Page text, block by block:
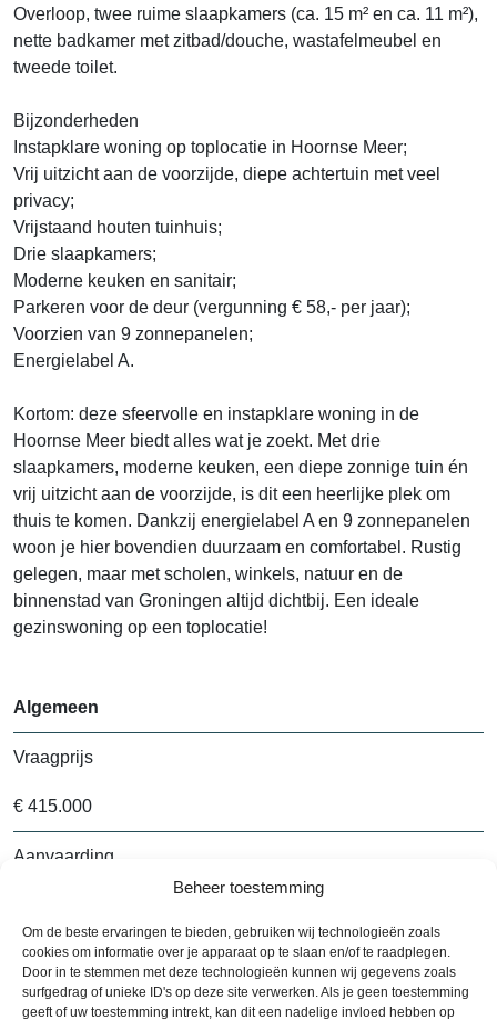
Beheer toestemming
Om de beste ervaringen te bieden, gebruiken wij technologieën zoals
cookies om informatie over je apparaat op te slaan en/of te raadplegen.
Door in te stemmen met deze technologieën kunnen wij gegevens zoals
surfgedrag of unieke ID's op deze site verwerken. Als je geen toestemming
geeft of uw toestemming intrekt, kan dit een nadelige invloed hebben op
Overloop, twee ruime slaapkamers (ca. 15 m² en ca. 11 m²),
nette badkamer met zitbad/douche, wastafelmeubel en
tweede toilet.
Bijzonderheden
Instapklare woning op toplocatie in Hoornse Meer;
Vrij uitzicht aan de voorzijde, diepe achtertuin met veel
privacy;
Vrijstaand houten tuinhuis;
Drie slaapkamers;
Moderne keuken en sanitair;
Parkeren voor de deur (vergunning € 58,- per jaar);
Voorzien van 9 zonnepanelen;
Energielabel A.
Kortom: deze sfeervolle en instapklare woning in de
Hoornse Meer biedt alles wat je zoekt. Met drie
slaapkamers, moderne keuken, een diepe zonnige tuin én
vrij uitzicht aan de voorzijde, is dit een heerlijke plek om
thuis te komen. Dankzij energielabel A en 9 zonnepanelen
woon je hier bovendien duurzaam en comfortabel. Rustig
gelegen, maar met scholen, winkels, natuur en de
binnenstad van Groningen altijd dichtbij. Een ideale
gezinswoning op een toplocatie!
Algemeen
Vraagprijs
€ 415.000
Aanvaarding
Bouwjaar
1989